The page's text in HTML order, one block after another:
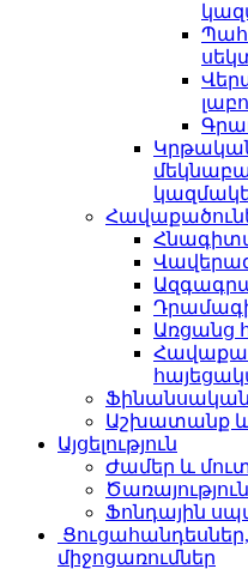
Առցանց
Ֆինանսական
Աշխատանք և
Այցելություն
Ժամեր և
Ֆոնդային
Ցուցահանդեսներ,
միջոցառումներ